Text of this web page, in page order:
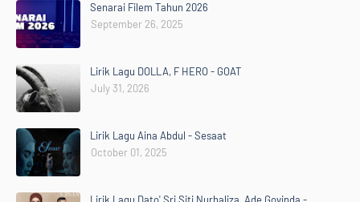
Senarai Filem Tahun 2026
September 26, 2025
Lirik Lagu DOLLA, F HERO - GOAT
July 31, 2026
Lirik Lagu Aina Abdul - Sesaat
October 01, 2025